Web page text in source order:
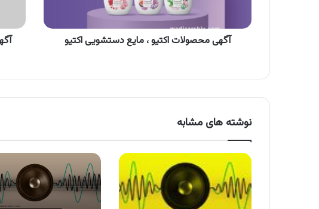
آگهی محصولات اکتیو ، مایع دستشویی اکتیو
ناک
نوشته های مشابه